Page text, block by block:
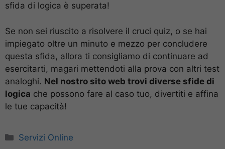
sfida di logica è superata!
Se non sei riuscito a risolvere il cruci quiz, o se hai
impiegato oltre un minuto e mezzo per concludere
questa sfida, allora ti consigliamo di continuare ad
esercitarti, magari mettendoti alla prova con altri test
analoghi. Nel nostro sito web trovi diverse sfide di
logica che possono fare al caso tuo, divertiti e affina
le tue capacità!
Categorie
Servizi Online